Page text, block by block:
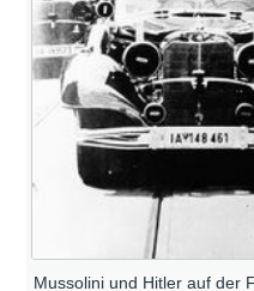
Mussolini und Hitler auf der